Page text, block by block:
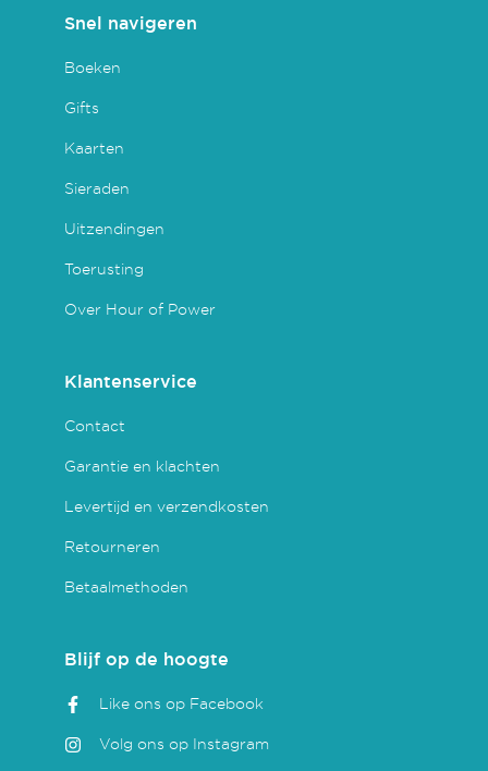
Snel navigeren
Boeken
Gifts
Kaarten
Sieraden
Uitzendingen
Toerusting
Over Hour of Power
Klantenservice
Contact
Garantie en klachten
Levertijd en verzendkosten
Retourneren
Betaalmethoden
Blijf op de hoogte
Like ons op Facebook
Volg ons op Instagram